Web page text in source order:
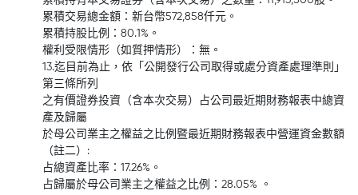
累積交易總金額：新台幣572,858仟元。
累積持股比例：80.1%。
權利受限情形（如質押情形）：無。
13.迄目前為止，依「公開發行公司取得或處分資產處理準則」
第三條所列
之有價證券投資（含本次交易）占公司最近期財務報表中總資
產及歸屬
於母公司業主之權益之比例暨最近期財務報表中營運資金數額
（註二）:
占總資產比率：17.26%。
占歸屬於母公司業主之權益之比例：28.05% 。